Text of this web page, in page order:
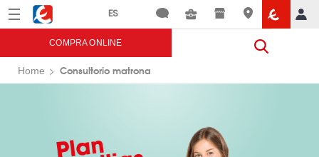
Menú Eroski
COMPRA ONLINE
Home Consultorio matrona